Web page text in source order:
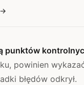
punktów
powinien
błędów odkrył.